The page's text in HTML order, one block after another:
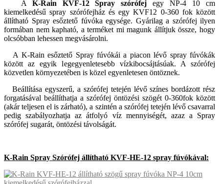
A K-Rain KVF-12 Spray szórófej egy NP-4 10 cm
kiemelkedésű spray szórófejház és egy KVF12 0-360 fok között
állítható Spray esőztető fúvóka egysége. Gyárilag a szórófej ilyen
formában nem kapható, a terméket mi magunk állítjuk össze, hogy
olcsóbban lehessen megvásárolni.
A K-Rain esőztető Spray fúvókái a piacon lévő spray fúvókák
között az egyik legegyenletesebb vízkibocsájtásúak. A szórófej
közvetlen környezetében is közel egyenletesen öntöznek.
Beállítása egyszerű, a szórófej tetején lévő színes bordázott rész
forgatásával beállíthatja a szórófej öntözési szögét 0-360fok között
(akár teljesen el is zárható), a szintén a szórófej tetején lévő csavarral
pedig szabályozhatja az átfolyó víz mennyiségét, azaz a Spray
szórófej sugarát, öntözési távolságát.
K-Rain Spray Szórófej állítható KVF-HE-12 spray fúvókával: